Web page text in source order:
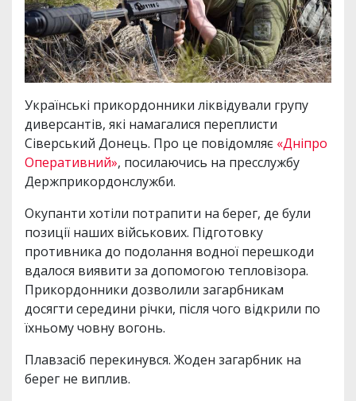
Українські прикордонники ліквідували групу
диверсантів, які намагалися переплисти
Сіверський Донець. Про це повідомляє «Дніпро
Оперативний», посилаючись на пресслужбу
Держприкордонслужби.
Окупанти хотіли потрапити на берег, де були
позиції наших військових. Підготовку
противника до подолання водної перешкоди
вдалося виявити за допомогою тепловізора.
Прикордонники дозволили загарбникам
досягти середини річки, після чого відкрили по
їхньому човну вогонь.
Плавзасіб перекинувся. Жоден загарбник на
берег не виплив.